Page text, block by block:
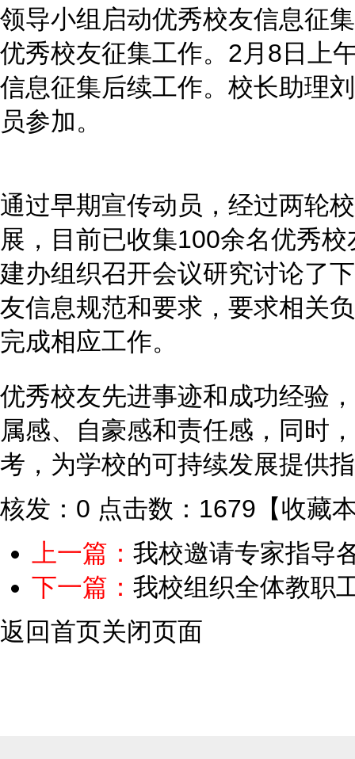
领导小组启动优秀校友信息征
优秀校友征集工作。2月8日上
信息征集后续工作。校长助理
员参加。
通过早期宣传动员，经过两轮
展，目前已收集100余名优秀
建办组织召开会议研究讨论了
友信息规范和要求，要求相关
完成相应工作。
优秀校友先进事迹和成功经验
属感、自豪感和责任感，同时
考，为学校的可持续发展提供
核发：0 点击数：1679 【收藏
上一篇： 我校邀请专家指导
下一篇： 我校组织全体教职
返回首页关闭页面